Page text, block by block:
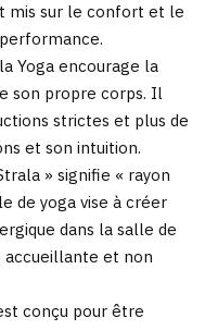
mis sur le confort et le
Yoga encourage la
son propre corps. Il
strictes et plus de
et son intuition.
» signifie « rayon
de yoga vise à créer
dans la salle de
accueillante et non
conçu pour être